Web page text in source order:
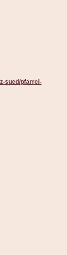
sued/pfarrei-